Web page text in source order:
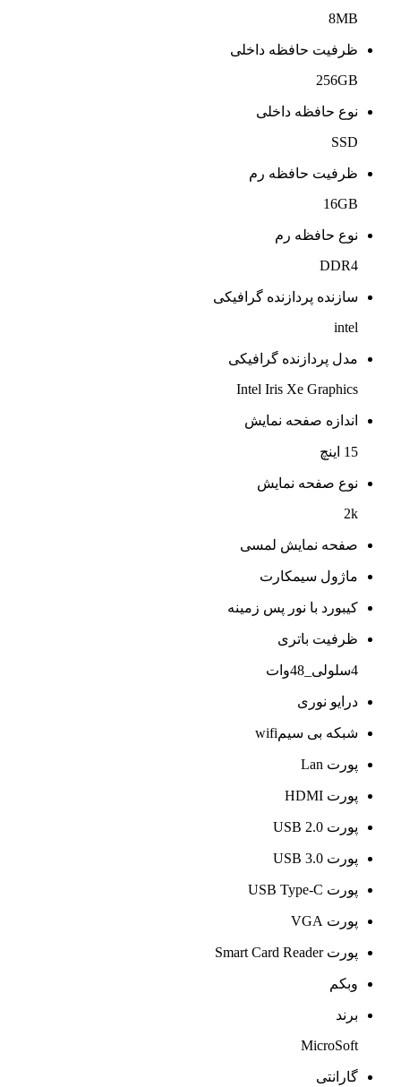
8MB
ظرفیت حافظه داخلی
256GB
نوع حافظه داخلی
SSD
ظرفیت حافظه رم
16GB
نوع حافظه رم
DDR4
سازنده پردازنده گرافیکی
intel
مدل پردازنده گرافیکی
Intel Iris Xe Graphics
اندازه صفحه نمایش
15 اینچ
نوع صفحه نمایش
2k
صفحه نمایش لمسی
ماژول سیمکارت
کیبورد با نور پس زمینه
ظرفیت باتری
4سلولی_48وات
درایو نوری
شبکه بی سیمwifi
پورت Lan
پورت HDMI
پورت USB 2.0
پورت USB 3.0
پورت USB Type-C
پورت VGA
پورت Smart Card Reader
وبکم
برند
MicroSoft
گارانتی